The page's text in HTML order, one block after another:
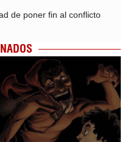
de poner fin al conflicto